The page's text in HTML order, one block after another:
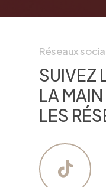
Réseaux
SUIVEZ
LA
LES